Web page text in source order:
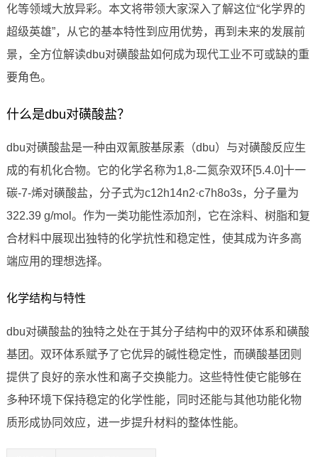
化等领域大放异彩。本文将带领大家深入了解这位“化学界的
超级英雄”，从它的基本特性到应用优势，再到未来的发展前
景，全方位解读dbu对磺酸盐如何成为现代工业不可或缺的重
要角色。
什么是dbu对磺酸盐？
dbu对磺酸盐是一种由双氰胺基尿素（dbu）与对磺酸反应生
成的有机化合物。它的化学名称为1,8-二氮杂双环[5.4.0]十一
碳-7-烯对磺酸盐，分子式为c12h14n2·c7h8o3s，分子量为
322.39 g/mol。作为一类功能性添加剂，它在涂料、树脂和复
合材料中展现出独特的化学抗性和稳定性，使其成为许多高
端应用的理想选择。
化学结构与特性
dbu对磺酸盐的独特之处在于其分子结构中的双环体系和磺酸
基团。双环体系赋予了它优异的碱性稳定性，而磺酸基团则
提供了良好的亲水性和离子交换能力。这些特性使它能够在
多种环境下保持稳定的化学性能，同时还能与其他功能化物
质形成协同效应，进一步提升材料的整体性能。